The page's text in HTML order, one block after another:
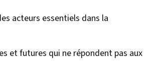
acteurs essentiels dans la
et futures qui ne répondent pas aux